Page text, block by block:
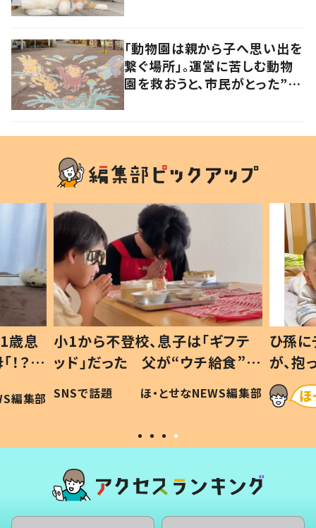
「動物園は親から子へ思い出を
繋ぐ場所」。運営に苦しむ動物
園を救おうと、市民がとった”あ
歳息
？」
編集部
小1から不登校、息子は「ギフテ
ッド」だった 父が“ウチ給食”を
作り続ける理由とは #令和の親
#令和の子
SNSで話題 ほ・とせなNEWS編集部
ひ孫
が、
「涙が
い」